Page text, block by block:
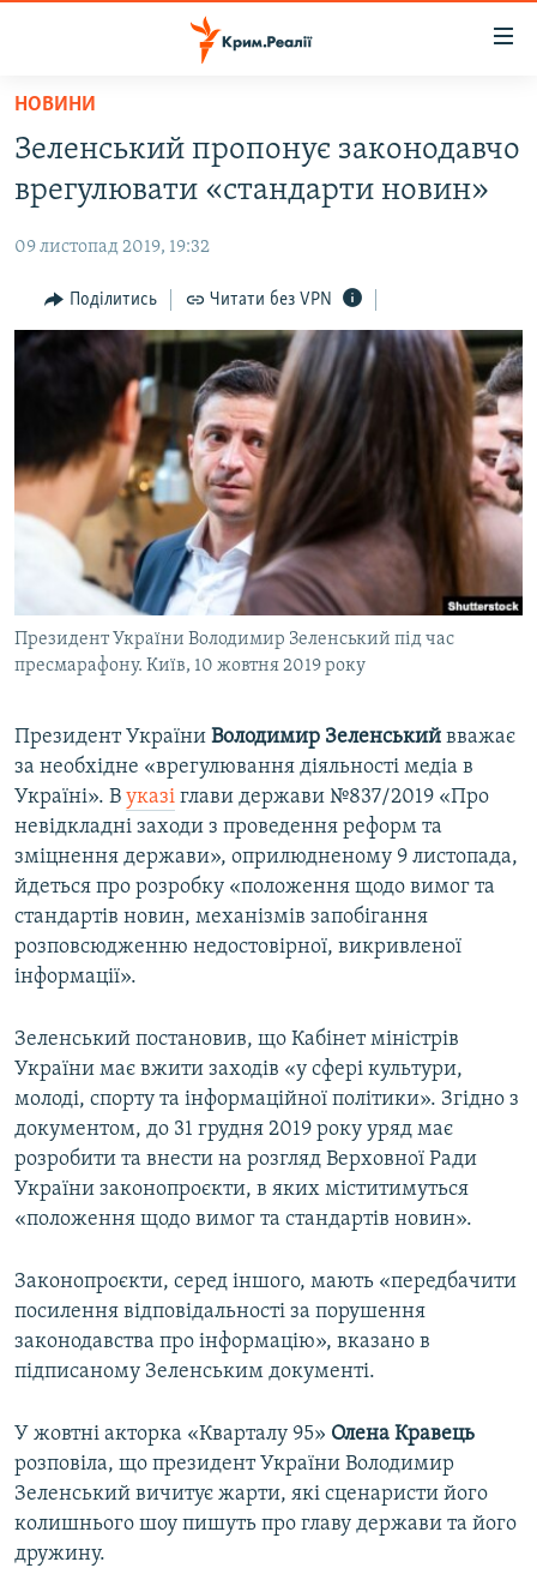
Перейти
основного
матеріалу
Перейти
до
навігації
Перейти
до
ВІДЕО ТА ФОТО
ПОЛІТИКА
БЛОГИ
ПОГЛЯД
ВСЕ ЗА ДЕНЬ
СПЕЦПРОЕКТИ
ДЕПОРТАЦІЯ
ВІДЕОУРОКИ «ELIFBE»
СВІДЧЕННЯ ОКУПАЦІЇ
УКРАЇНСЬКА ПРОБЛЕМА КРИМУ
ЯК ОБІЙТИ БЛОКУВАННЯ
Русский
Qırımtatar
Усі сайти RFE/RL
НОВИНИ
Зеленський пропонує законодавчо
врегулювати «стандарти новин»
09 листопад 2019, 19:32
Поділитись Читати без VPN
Президент України Володимир Зеленський під час
пресмарафону. Київ, 10 жовтня 2019 року
Президент України Володимир Зеленський вважає
за необхідне «врегулювання діяльності медіа в
Україні». В указі глави держави №837/2019 «Про
невідкладні заходи з проведення реформ та
зміцнення держави», оприлюдненому 9 листопада,
йдеться про розробку «положення щодо вимог та
стандартів новин, механізмів запобігання
розповсюдженню недостовірної, викривленої
інформації».
Зеленський постановив, що Кабінет міністрів
України має вжити заходів «у сфері культури,
молоді, спорту та інформаційної політики». Згідно з
документом, до 31 грудня 2019 року уряд має
розробити та внести на розгляд Верховної Ради
України законопроєкти, в яких міститимуться
«положення щодо вимог та стандартів новин».
Законопроєкти, серед іншого, мають «передбачити
посилення відповідальності за порушення
законодавства про інформацію», вказано в
підписаному Зеленським документі.
У жовтні акторка «Кварталу 95» Олена Кравець
розповіла, що президент України Володимир
Зеленський вичитує жарти, які сценаристи його
колишнього шоу пишуть про главу держави та його
дружину.